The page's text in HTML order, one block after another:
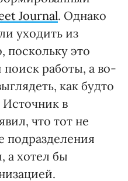
Journal. Однако
уходить из
поскольку это
работы, а во-
как будто
Источник в
что тот не
подразделения
а хотел бы